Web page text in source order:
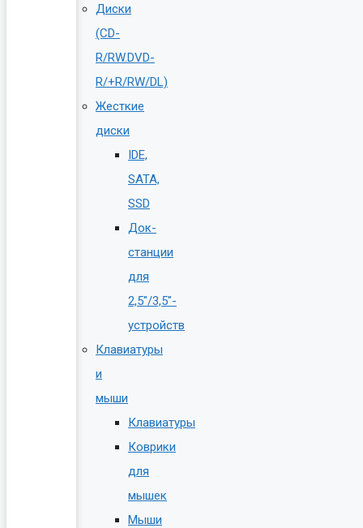
Диски
(CD-
R/RW.DVD-
R/+R/RW/DL)
Жесткие
диски
IDE,
SATA,
SSD
Док-
станции
для
2,5″/3,5″-
устройств
Клавиатуры
и
мыши
Клавиатуры
Коврики
для
мышек
Мыши